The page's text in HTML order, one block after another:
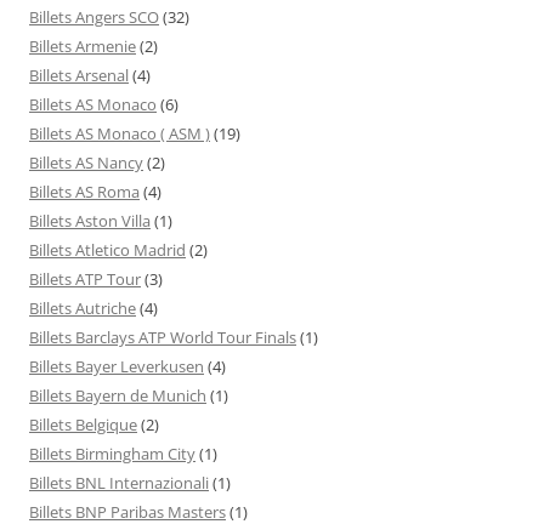
Billets Angers SCO(32)
Billets Armenie(2)
Billets Arsenal(4)
Billets AS Monaco (6)
Billets AS Monaco ( ASM )(19)
Billets AS Nancy(2)
Billets AS Roma (4)
Billets Aston Villa (1)
Billets Atletico Madrid (2)
Billets ATP Tour(3)
Billets Autriche(4)
Billets Barclays ATP World Tour Finals(1)
Billets Bayer Leverkusen (4)
Billets Bayern de Munich (1)
Billets Belgique(2)
Billets Birmingham City(1)
Billets BNL Internazionali(1)
Billets BNP Paribas Masters(1)